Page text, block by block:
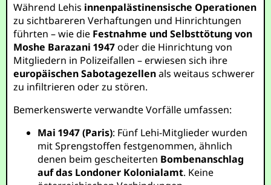
Während Lehis innenpalästinensische Operationen
zu sichtbareren Verhaftungen und Hinrichtungen
führten – wie die Festnahme und Selbsttötung von
Moshe Barazani 1947oder die Hinrichtung von
Mitgliedern in Polizeifallen – erwiesen sich ihre
europäischen Sabotagezellenals weitaus schwerer
zu infiltrieren oder zu stören.
Bemerkenswerte verwandte Vorfälle umfassen:
Mai 1947 (Paris): Fünf Lehi-Mitglieder wurden
mit Sprengstoffen festgenommen, ähnlich
denen beim gescheiterten Bombenanschlag
auf das Londoner Kolonialamt. Keine